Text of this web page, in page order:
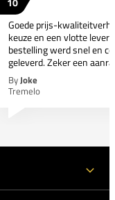
Goede prijs-
keuze en een vlotte
bestelling werd snel en
geleverd. Zeker een
ByJoke
Tremelo